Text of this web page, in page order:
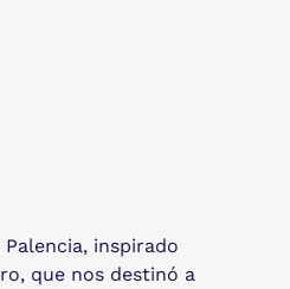
inspirado
que nos destinó a